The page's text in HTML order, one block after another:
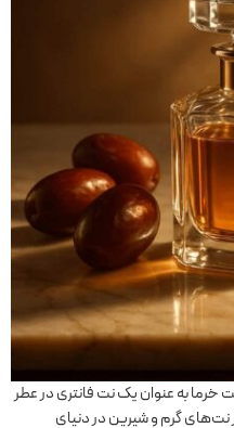
خرما به عنوان یک نت فانتری در عطر
نت‌های گرم و شیرین در دنیای